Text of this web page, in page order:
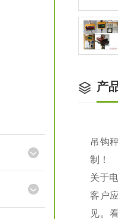
产
吊钩
制！
关于
客户
见。